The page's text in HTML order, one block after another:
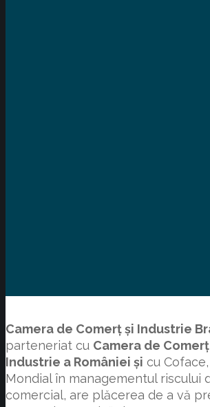
Camera de Comerț și Industrie
parteneriat cu Camera de
Industrie a României și cu
Mondial în managementul riscului
comercial, are plăcerea de a vă